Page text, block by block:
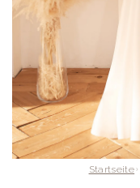
Startseite